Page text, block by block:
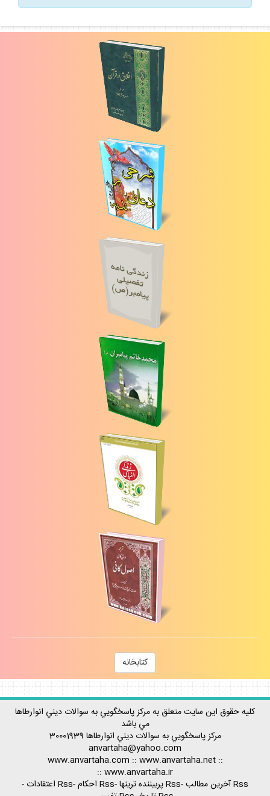
كتابخانه
كليه حقوق اين سايت متعلق به مركز پاسخگويي به سوالات ديني انوارطاها
مي باشد
مركز پاسخگويي به سوالات ديني انوارطاها 30001939
anvartaha@yahoo.com
www.anvartaha.com :: www.anvartaha.net::
www.anvartaha.ir
::
Rss آخرين مطالب
-Rss پربيننده ترينها -Rss احكام -Rss اعتقادات
-